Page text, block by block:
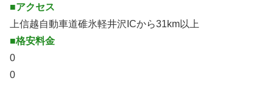
■アクセス
上信越自動車道碓氷軽井沢ICから31km以上
■格安料金
0
0